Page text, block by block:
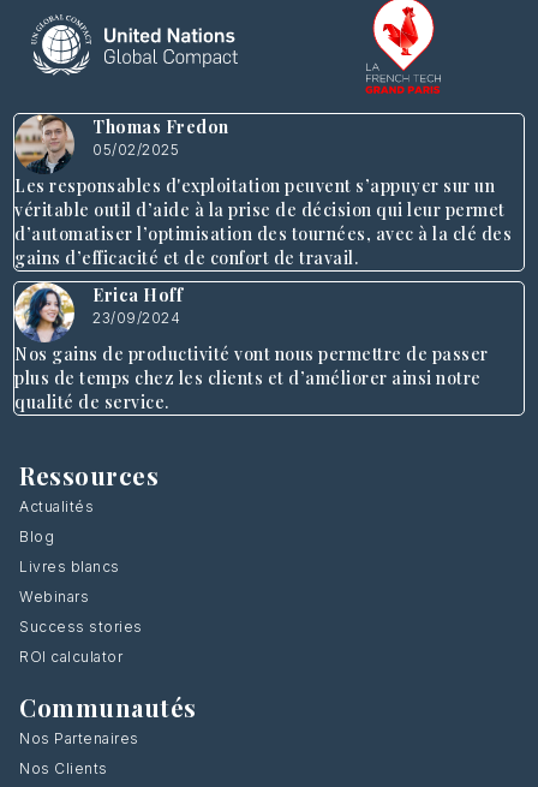
Thomas Fredon
05/02/2025
Les responsables d'exploitation peuvent s’appuyer sur un
véritable outil d’aide à la prise de décision qui leur permet
d’automatiser l’optimisation des tournées, avec à la clé des
gains d’efficacité et de confort de travail.
Erica Hoff
23/09/2024
Nos gains de productivité vont nous permettre de passer
plus de temps chez les clients et d’améliorer ainsi notre
qualité de service.
Ressources
Actualités
Blog
Livres blancs
Webinars
Success stories
ROI calculator
Communautés
Nos Partenaires
Nos Clients